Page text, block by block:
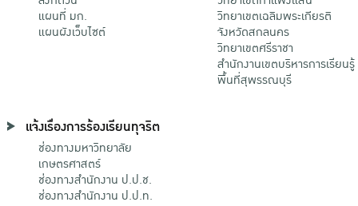
แผนที่ มก.
แผนผังเว็บไซต์
วิทยาเขตเฉลิมพระเกียรติ
จังหวัดสกลนคร
วิทยาเขตศรีราชา
สำนักงานเขตบริหารการเรียนรู้
พื้นที่สุพรรณบุรี
แจ้งเรื่องการร้องเรียนทุจริต
ช่องทางมหาวิทยาลัย
เกษตรศาสตร์
ช่องทางสำนักงาน ป.ป.ช.
ช่องทางสำนักงาน ป.ป.ท.